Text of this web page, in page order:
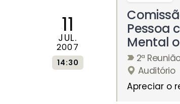
11
JUL.
2007
14:30
Pessoa
Mental
2ª
Auditório
Apreciar o